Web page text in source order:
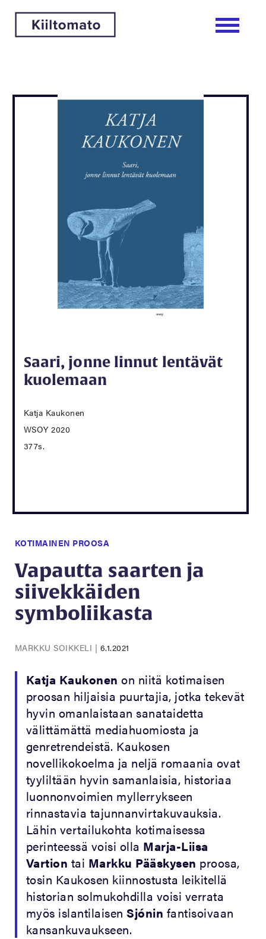
Saari, jonne linnut lentävät
kuolemaan
Katja Kaukonen
WSOY 2020
377s.
KOTIMAINEN PROOSA
Vapautta saarten ja
siivekkäiden
symboliikasta
MARKKU SOIKKELI | 6.1.2021
Katja Kaukonenon niitä kotimaisen
proosan hiljaisia puurtajia, jotka tekevät
hyvin omanlaistaan sanataidetta
välittämättä mediahuomiosta ja
genretrendeistä. Kaukosen
novellikokoelma ja neljä romaania ovat
tyyliltään hyvin samanlaisia, historiaa
luonnonvoimien myllerrykseen
rinnastavia tajunnanvirtakuvauksia.
Lähin vertailukohta kotimaisessa
perinteessä voisi olla Marja-Liisa
Vartion tai Markku Pääskysen proosa,
tosin Kaukosen kiinnostusta leikitellä
historian solmukohdilla voisi verrata
myös islantilaisenSjónin fantisoivaan
kansankuvaukseen.